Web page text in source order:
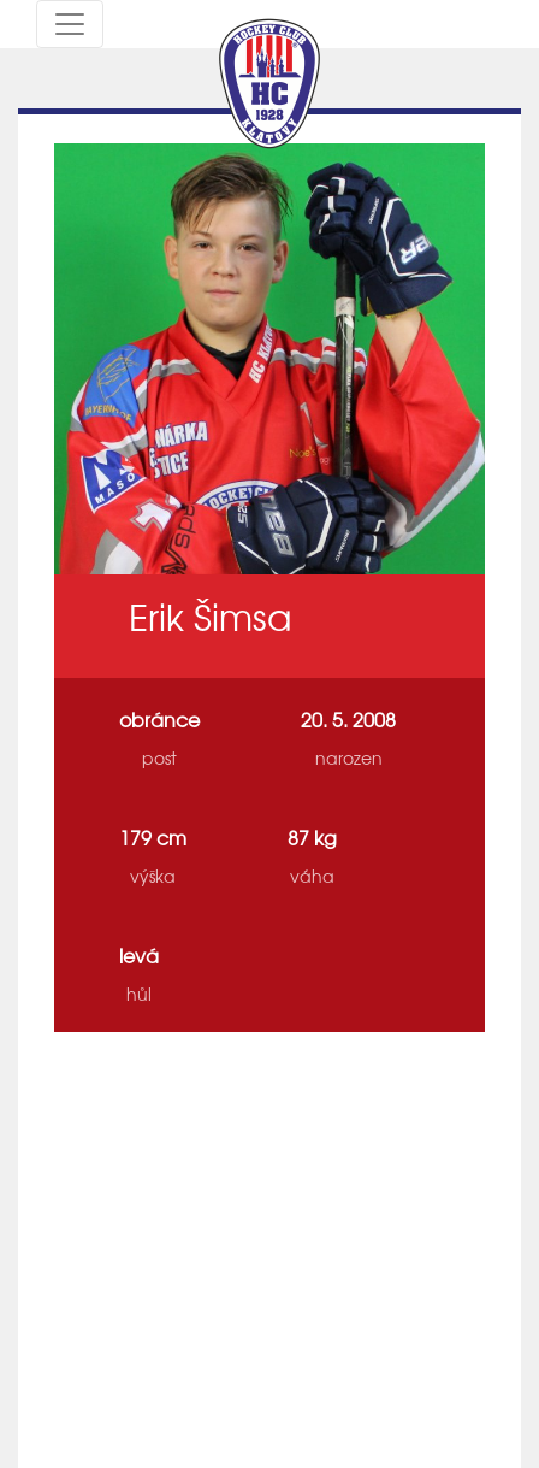
Erik Šimsa
obránce
post
20. 5. 2008
narozen
179 cm
výška
87 kg
váha
levá
hůl